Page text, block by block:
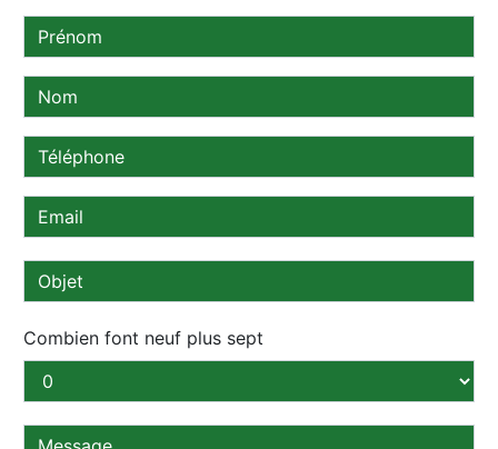
Combien font neuf plus sept